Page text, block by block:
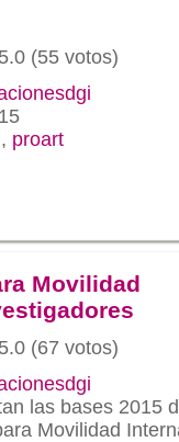
(55 votos)
, proart
Movilidad
(67 votos)
las bases 2015
Movilidad